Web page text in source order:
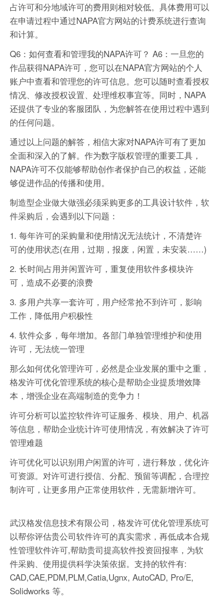
占许可和分地域许可的费用则相对较低。具体费用可以
在申请过程中通过NAPA官方网站的计费系统进行查询
和计算。
Q6：如何查看和管理我的NAPA许可？ A6：一旦您的
作品获得NAPA许可，您可以在NAPA官方网站的个人
账户中查看和管理您的许可信息。您可以随时查看授权
情况、修改授权设置、处理维权事宜等。同时，NAPA
还提供了专业的客服团队，为您解答在使用过程中遇到
的任何问题。
通过以上问题的解答，相信大家对NAPA许可有了更加
全面和深入的了解。作为数字版权管理的重要工具，
NAPA许可不仅能够帮助创作者保护自己的权益，还能
够促进作品的传播和使用。
制造型企业做大做强必须采购更多的工具设计软件，软
件采购后，会遇到以下问题：
1. 每年许可的采购量和使用情况无法统计，不清楚许
可的使用状态(在用，过期，报废，闲置，未安装……)
2. 长时间占用并闲置许可，重复使用软件多模块许
可，造成不必要的浪费
3. 多用户共享一套许可，用户经常抢不到许可，影响
工作，降低用户积极性
4. 软件众多，每年增加。各部门单独管理维护和使用
许可，无法统一管理
那么如何优化管理许可，必然是企业发展的重中之重，
格发许可优化管理系统的核心是帮助企业提质增效降
本，增强企业在高端制造的竞争力！
许可分析可以监控软件许可证服务、模块、用户、机器
等信息，帮助企业统计许可使用情况，有效解决了许可
管理难题
许可优化可以识别用户闲置的许可，进行释放，优化许
可资源。对许可进行授信、分配、预留等调配，合理控
制许可，让更多用户正常使用软件，无需新增许可。
武汉格发信息技术有限公司，格发许可优化管理系统可
以帮你评估贵公司软件许可的真实需求，再低成本合规
性管理软件许可,帮助贵司提高软件投资回报率，为软
件采购、使用提供科学决策依据。支持的软件有:
CAD,CAE,PDM,PLM,Catia,Ugnx, AutoCAD, Pro/E,
Solidworks 等。